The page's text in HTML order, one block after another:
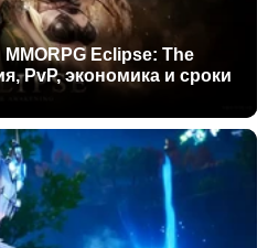
Eclipse: The
PvP, экономика и сроки